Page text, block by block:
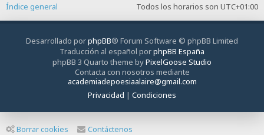
Todos los horarios son UTC+01:00
Índice general
Desarrollado porphpBB® Forum Software © phpBB Limited
Traducción al español porphpBB España
phpBB 3 Quarto theme byPixelGoose Studio
Contacta con nosotros mediante
academiadepoesiaalaire@gmail.com
Privacidad | Condiciones
Borrar cookies Contáctenos